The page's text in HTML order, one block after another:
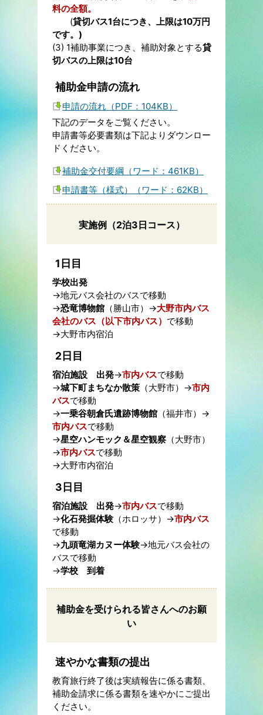
料の全額。
(貸切バス1台につき、上限は10万円
です。)
(3) 1補助事業につき、補助対象とする貸
切バスの上限は10台
補助金申請の流れ
申請の流れ（PDF：104KB）
下記のデータをご覧ください。
申請書等必要書類は下記よりダウンロー
ドください。
補助金交付要綱（ワード：461KB）
申請書等（様式）（ワード：62KB）
実施例（2泊3日コース）
1日目
学校出発
→地元バス会社のバスで移動
→恐竜博物館 （勝山市）→大野市内バス
会社のバス（以下市内バス） で移動
→大野市内宿泊
2日目
宿泊施設 出発→市内バスで移動
→城下町まちなか散策 （大野市）→市内
バスで移動
→一乗谷朝倉氏遺跡博物館 （福井市）→
市内バスで移動
→星空ハンモック＆星空観察 （大野市）
→市内バスで移動
→大野市内宿泊
3日目
宿泊施設 出発→市内バスで移動
→化石発掘体験（ホロッサ）→市内バス
で移動
→九頭竜湖カヌー体験→地元バス会社の
バスで移動
→学校 到着
補助金を受けられる皆さんへのお願
い
速やかな書類の提出
教育旅行終了後は実績報告に係る書類、
補助金請求に係る書類を速やかにご提出
ください。